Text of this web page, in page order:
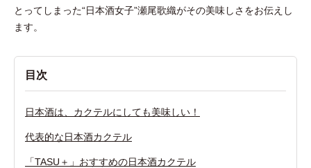
とってしまった“日本酒女子”瀬尾歌織がその美味しさをお伝えし
ます。
目次
日本酒は、カクテルにしても美味しい！
代表的な日本酒カクテル
「TASU＋」おすすめの日本酒カクテル